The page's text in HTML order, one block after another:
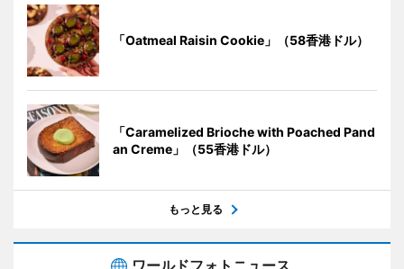
「Oatmeal Raisin Cookie」（58香港ドル）
「Caramelized Brioche with Poached Pand
an Creme」（55香港ドル）
もっと見る